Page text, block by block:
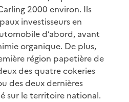
2000 environ. Ils
investisseurs en
d’abord, avant
organique. De plus,
région papetière de
des quatre cokeries
des deux dernières
sur le territoire national.